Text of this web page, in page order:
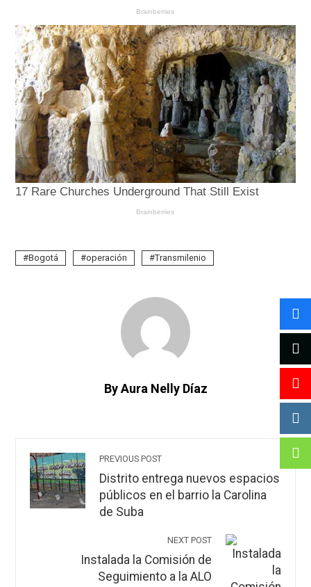
Bogotá operación Transmilenio
By Aura Nelly Díaz
PREVIOUS POST
Distrito entrega nuevos espacios
públicos en el barrio la Carolina
de Suba
NEXT POST
Instalada la Comisión de
Seguimiento a la ALO